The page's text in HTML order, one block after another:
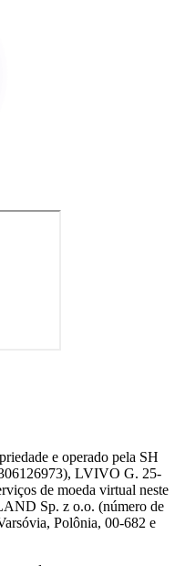
e operado pela SH
LVIVO G. 25-
de moeda virtual neste
Sp. z o.o. (número de
Polônia, 00-682 e